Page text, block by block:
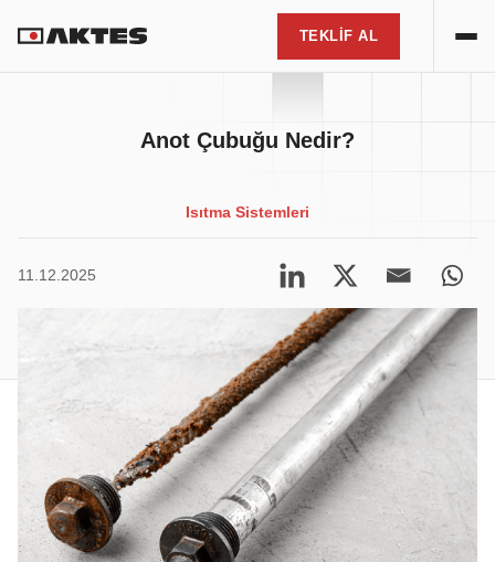
TEKLİF AL
Anot Çubuğu Nedir?
Isıtma Sistemleri
11.12.2025
TEKLİF ALIN
Müşteri memnuniyeti ve kaliteye olan
Şehir Seçin
İlçe Seçin